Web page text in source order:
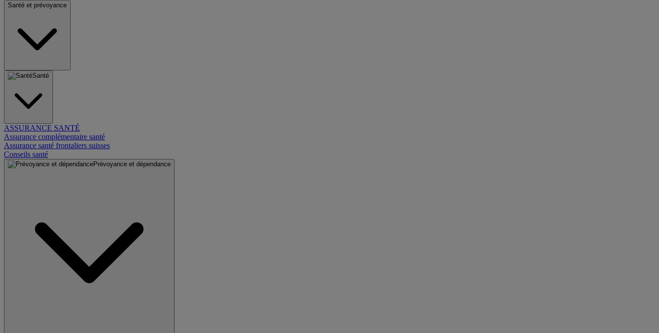
Santé et prévoyance
Santé
ASSURANCE SANTÉ
Assurance complémentaire santé
Assurance santé frontaliers suisses
Conseils santé
Prévoyance et dépendance